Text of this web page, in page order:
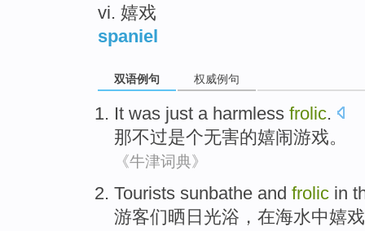
vi. 嬉戏
spaniel
双语例句 权威例句
It was just a harmless frolic.
那不过是个无害的嬉闹游戏。
《牛津词典》
Tourists sunbathe and frolic in
游客们晒日光浴 ， 在海水中嬉戏